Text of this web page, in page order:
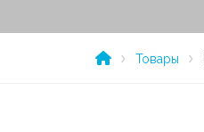
Товары